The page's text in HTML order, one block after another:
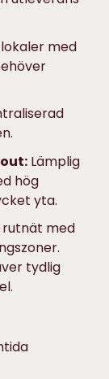
med
Lämplig
hög
yta.
med
tydlig